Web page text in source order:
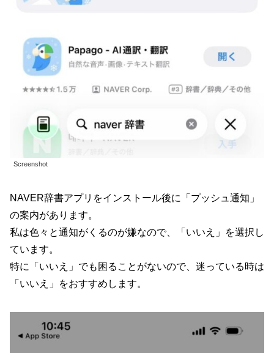
Screenshot
NAVER辞書アプリをインストール後に「プッシュ通知」
の案内があります。
私は色々と通知がくるのが嫌なので、「いいえ」を選択し
ています。
特に「いいえ」でも困ることがないので、迷っている時は
「いいえ」をおすすめします。